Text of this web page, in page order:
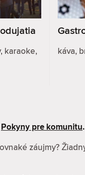
karaoke,
káva,
Pokyny pre komunitu.
záujmy?